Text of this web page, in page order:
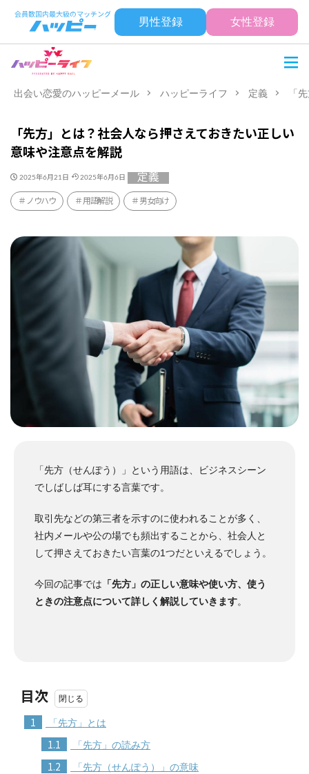
男性登録 女性登録
出会い恋愛のハッピーメール ハッピーライフ 定義 「
「先方」とは？社会人なら押さえておきたい正しい
意味や注意点を解説
2025年6月21日 2025年6月6日 定義
ノウハウ 用語解説 男女向け
「先方（せんぽう）」という用語は、ビジネスシーン
でしばしば耳にする言葉です。
取引先などの第三者を示すのに使われることが多く、
社内メールや公の場でも頻出することから、社会人と
して押さえておきたい言葉の1つだといえるでしょう。
今回の記事では 「先方」の正しい意味や使い方、使う
ときの注意点について詳しく解説していきます。
目次
1 「先方」とは
1.1 「先方」の読み方
1.2 「先方（せんぽう）」の意味